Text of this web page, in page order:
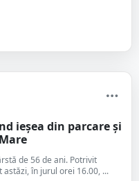
ieșea din parcare și
de 56 de ani. Potrivit
în jurul orei 16.00, ...